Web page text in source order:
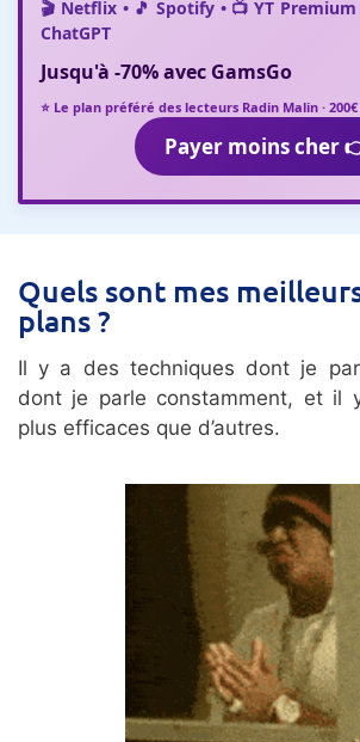
🎬 Netflix • 🎵 Spotify • 📺 YT Premium
ChatGPT
Jusqu'à -70%avec GamsGo
⭐ Le plan préféré des lecteurs Radin Malin ·
Payer moins cher
Quels sont mes
plans ?
Il y a des techniques dont je
dont je parle constamment, et il
plus efficaces que d’autres.